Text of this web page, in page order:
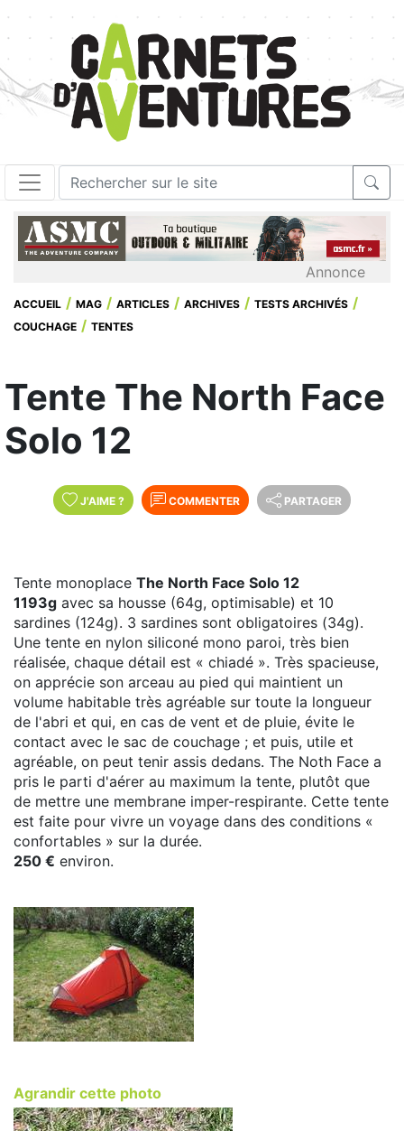
Annonce
ACCUEIL MAG ARTICLES ARCHIVES
TESTS ARCHIVÉS
COUCHAGE
TENTES
Tente The North Face
Solo 12
J'AIME ? COMMENTER PARTAGER
Tente monoplace The North Face Solo 12
1193g avec sa housse (64g, optimisable) et 10
sardines (124g). 3 sardines sont obligatoires (34g).
Une tente en nylon siliconé mono paroi, très bien
réalisée, chaque détail est « chiadé ». Très spacieuse,
on apprécie son arceau au pied qui maintient un
volume habitable très agréable sur toute la longueur
de l'abri et qui, en cas de vent et de pluie, évite le
contact avec le sac de couchage ; et puis, utile et
agréable, on peut tenir assis dedans. The Noth Face a
pris le parti d'aérer au maximum la tente, plutôt que
de mettre une membrane imper-respirante. Cette tente
est faite pour vivre un voyage dans des conditions «
confortables » sur la durée.
250 € environ.
Agrandir cette photo